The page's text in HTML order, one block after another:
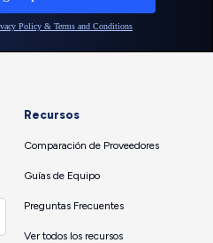
Recursos
Comparación de Proveedores
Guías de Equipo
Preguntas Frecuentes
Ver todos los recursos